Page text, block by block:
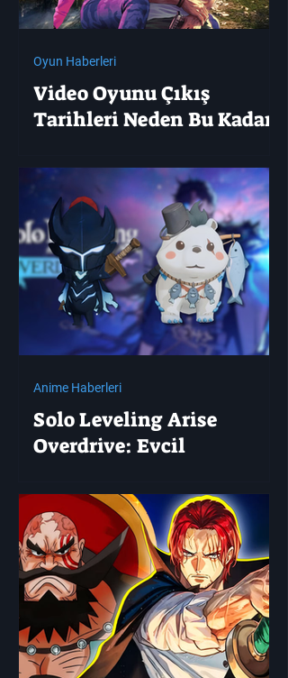
Video Oyunu Çıkış
Tarihleri ​​Neden Bu Kadar
Oyun Haberleri
Solo Leveling Arise
Overdrive: Evcil
Donatabilir ve
Çağırabilirsiniz?
Anime Haberleri